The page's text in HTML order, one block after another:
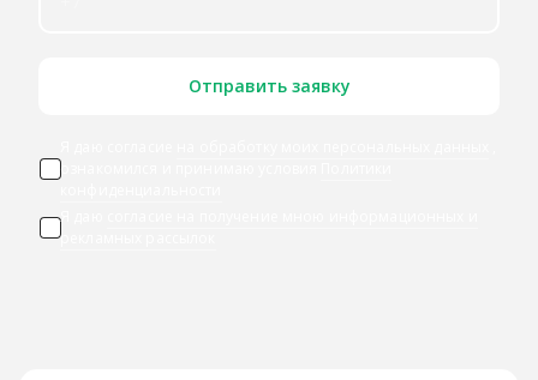
Отправить заявку
ознакомился и принимаю условия
Я даю
рекламных рассылок